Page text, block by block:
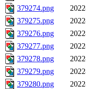
379274.png
379275.png
379276.png
379277.png
379278.png
379279.png
379280.png